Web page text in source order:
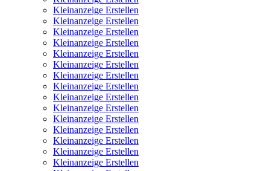
Kleinanzeige Erstellen
Kleinanzeige Erstellen
Kleinanzeige Erstellen
Kleinanzeige Erstellen
Kleinanzeige Erstellen
Kleinanzeige Erstellen
Kleinanzeige Erstellen
Kleinanzeige Erstellen
Kleinanzeige Erstellen
Kleinanzeige Erstellen
Kleinanzeige Erstellen
Kleinanzeige Erstellen
Kleinanzeige Erstellen
Kleinanzeige Erstellen
Kleinanzeige Erstellen